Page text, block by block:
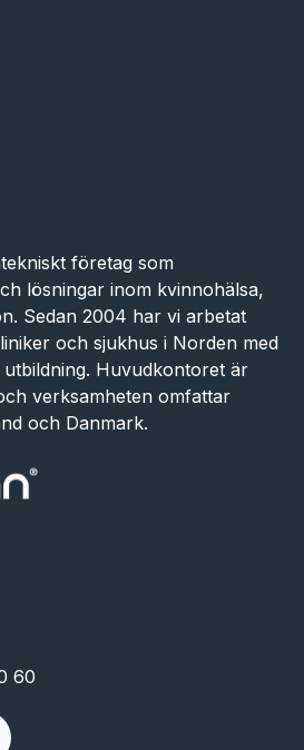
företag som
lösningar inom kvinnohälsa,
Sedan 2004 har vi arbetat
och sjukhus i Norden med
Huvudkontoret är
verksamheten omfattar
och Danmark.
60